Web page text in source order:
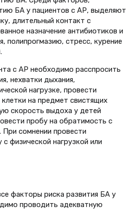
БА у пациентов с АР, выделяют
длительный контакт с
назначение антибиотиков и
полипрогмазию, стресс, курение
с АР необходимо расспросить
нехватки дыхания,
нагрузке, провести
на предмет свистящих
скорость выдоха у детей
пробу на обратимость с
сомнении провести
физической нагрузкой или
факторы риска развития БА у
проводить адекватную